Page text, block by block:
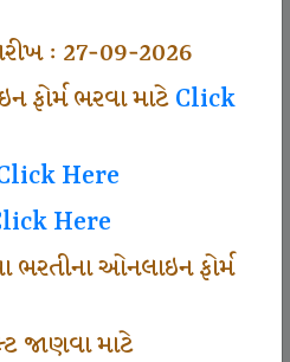
: 27-09-2026
ફોર્મ ભરવા માટેClick
Here
Here
ભરતીના ઓનલાઇન ફોર્મ
જાણવા માટે
Subscripton